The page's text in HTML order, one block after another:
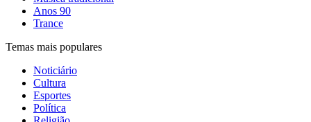
Anos 90
Trance
Temas mais populares
Noticiário
Cultura
Esportes
Política